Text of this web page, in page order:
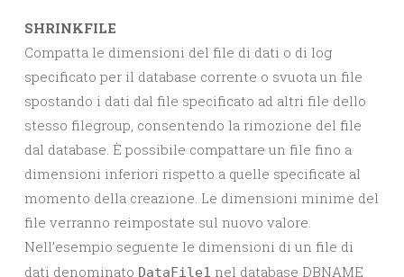
SHRINKFILE
Compatta le dimensioni del file di dati o di log
specificato per il database corrente o svuota un file
spostando i dati dal file specificato ad altri file dello
stesso filegroup, consentendo la rimozione del file
dal database. È possibile compattare un file fino a
dimensioni inferiori rispetto a quelle specificate al
momento della creazione. Le dimensioni minime del
file verranno reimpostate sul nuovo valore.
Nell’esempio seguente le dimensioni di un file di
dati denominato DataFile1 nel database DBNAME